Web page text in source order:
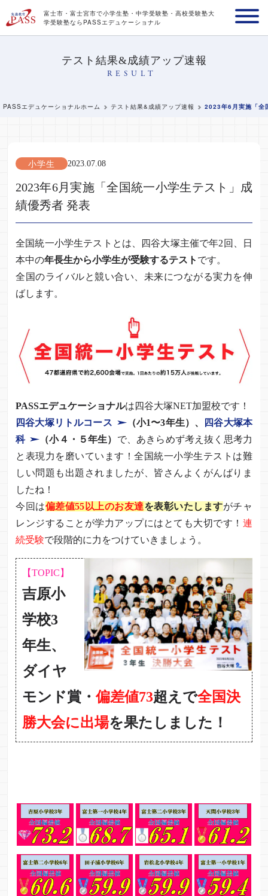
富士市・富士宮市で小学生塾・中学受験塾・高校受験塾大
学受験塾ならPASSエデュケーショナル
テスト結果&成績アップ速報
RESULT
PASSエデュケーショナルホーム テスト結果&成績アップ速報 2023年6月実施「全
小学生 2023.07.08
2023年6月実施「全国統一小学生テスト」成
績優秀者 発表
全国統一小学生テストとは、四谷大塚主催で年2回、日
本中の年長生から小学生が受験するテスト です。
全国のライバルと競い合い、未来につながる実力を伸
ばします。
PASSエデュケーショナルは四谷大塚NET加盟校です！
四谷大塚リトルコース
（小1〜3年生）、
四谷大塚本
科
（小４・５年生） で、あきらめず考え抜く思考力
と表現力を磨いています！全国統一小学生テストは難
しい問題も出題されましたが、皆さんよくがんばりま
したね！
今回は偏差値55以上のお友達を表彰いたしますがチャ
レンジすることが学力アップにはとても大切です！ 連
続受験で段階的に力をつけていきましょう。
【TOPIC】
吉原小
学校3
年生、
ダイヤ
モンド賞・偏差値73超えで全国決
勝大会に出場を果たしました！